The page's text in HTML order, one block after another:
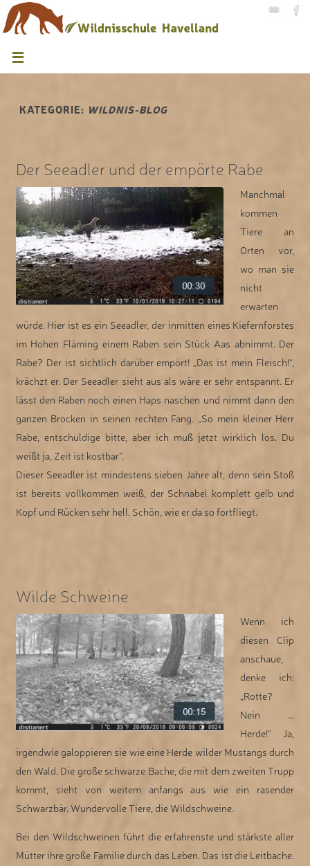
KATEGORIE: WILDNIS-BLOG
Der Seeadler und der empörte Rabe
Manchmal
kommen
Tiere an
Orten vor,
wo man sie
nicht
erwarten
würde. Hier ist es ein Seeadler, der inmitten eines Kiefernforstes
im Hohen Fläming einem Raben sein Stück Aas abnimmt. Der
Rabe? Der ist sichtlich darüber empört! „Das ist mein Fleisch!“,
krächzt er. Der Seeadler sieht aus als wäre er sehr entspannt. Er
lässt den Raben noch einen Haps naschen und nimmt dann den
ganzen Brocken in seinen rechten Fang. „So mein kleiner Herr
Rabe, entschuldige bitte, aber ich muß jetzt wirklich los. Du
weißt ja, Zeit ist kostbar“.
Dieser Seeadler ist mindestens sieben Jahre alt, denn sein Stoß
ist bereits vollkommen weiß, der Schnabel komplett gelb und
Kopf und Rücken sehr hell. Schön, wie er da so fortfliegt.
Wilde Schweine
Wenn ich
diesen Clip
anschaue,
denke ich:
„Rotte?
Nein …
Herde!“ Ja,
irgendwie galoppieren sie wie eine Herde wilder Mustangs durch
den Wald. Die große schwarze Bache, die mit dem zweiten Trupp
kommt, sieht von weitem anfangs aus wie ein rasender
Schwarzbär. Wundervolle Tiere, die Wildschweine.
Bei den Wildschweinen führt die erfahrenste und stärkste aller
Mütter ihre große Familie durch das Leben. Das ist die Leitbache.